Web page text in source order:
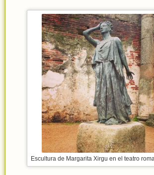
Escultura de Margarita Xirgu en el teatro